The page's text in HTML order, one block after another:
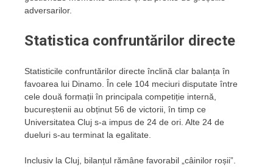
adversarilor.
Statistica confruntărilor directe
Statisticile confruntărilor directe înclină clar balanța în
favoarea lui Dinamo. În cele 104 meciuri disputate între
cele două formații în principala competiție internă,
bucureștenii au obținut 56 de victorii, în timp ce
Universitatea Cluj s-a impus de 24 de ori. Alte 24 de
dueluri s-au terminat la egalitate.
Inclusiv la Cluj, bilanțul rămâne favorabil „câinilor roșii”.